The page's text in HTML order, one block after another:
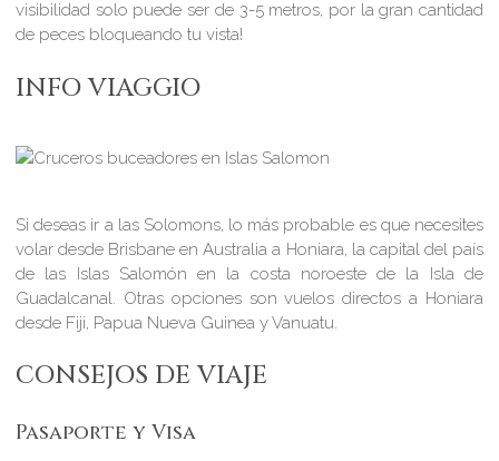
visibilidad solo puede ser de 3-5 metros, por la gran cantidad
de peces bloqueando tu vista!
INFO VIAGGIO
Si deseas ir a las Solomons, lo más probable es que necesites
volar desde Brisbane en Australia a Honiara, la capital del país
de las Islas Salomón en la costa noroeste de la Isla de
Guadalcanal. Otras opciones son vuelos directos a Honiara
desde Fiji, Papua Nueva Guinea y Vanuatu.
CONSEJOS DE VIAJE
Pasaporte y Visa